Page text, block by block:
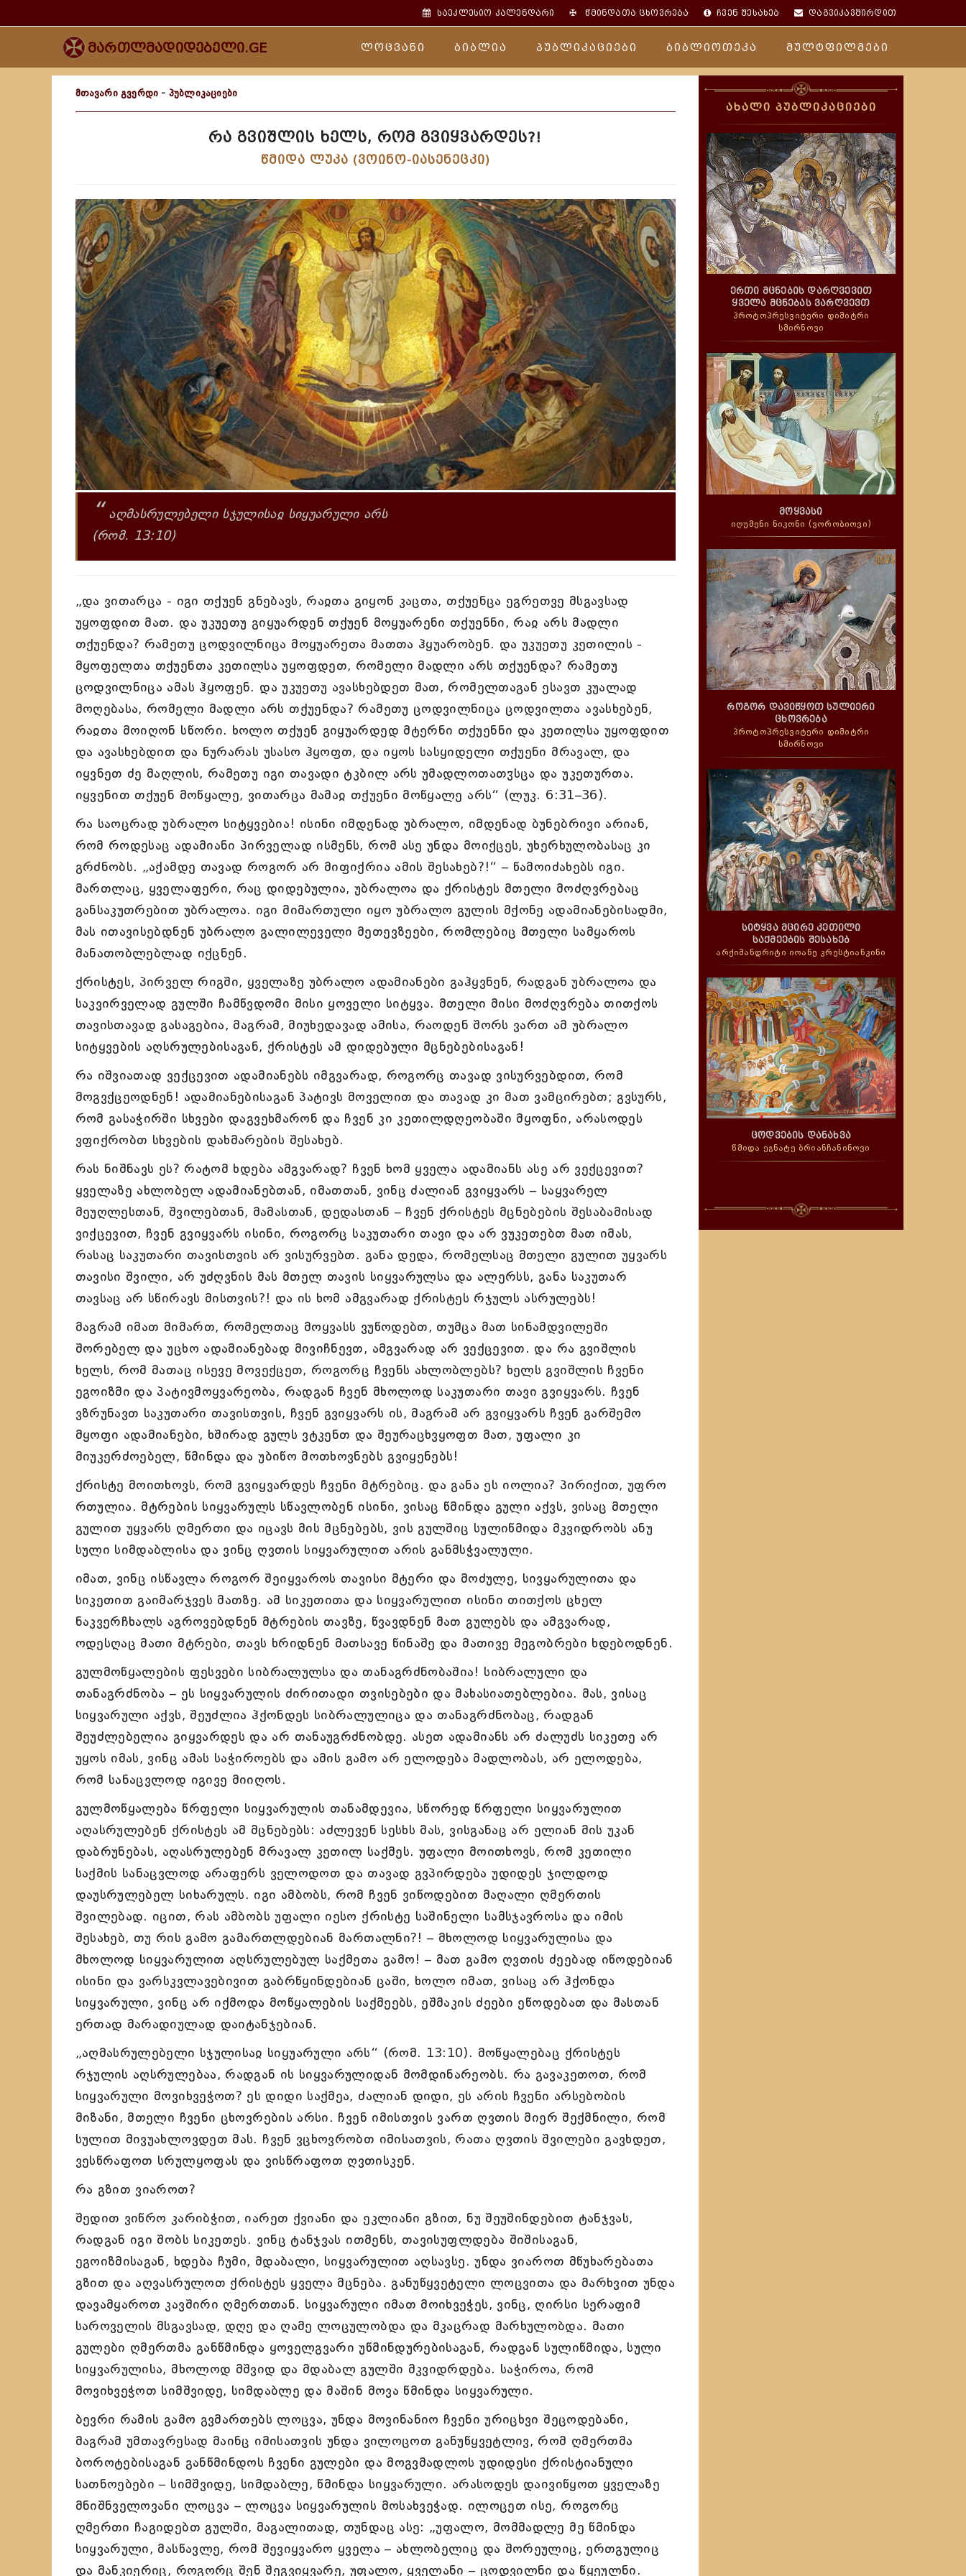
საეკლესიო კალენდარი ✠წმინდათა ცხოვრება ჩვენ შესახებ დაგვიკავშირდით
მართლმადიდებელი.GE ლოცვანი ბიბლია პუბლიკაციები ბიბლიოთეკა მულტფილმები
მთავარი გვერდი - პუბლიკაციები
რა გვიშლის ხელს, რომ გვიყვარდეს?!
წმიდა ლუკა (ვოინო-იასენეცკი)
“ აღმასრულებელი სჯულისაჲ სიყუარული არს
(რომ. 13:10)
„და ვითარცა - იგი თქუენ გნებავს, რაჲთა გიყონ კაცთა, თქუენცა ეგრეთვე მსგავსად
უყოფდით მათ. და უკუეთუ გიყუარდენ თქუენ მოყუარენი თქუენნი, რაჲ არს მადლი
თქუენდა? რამეთუ ცოდვილნიცა მოყუარეთა მათთა ჰყუარობენ. და უკუეთუ კეთილის -
მყოფელთა თქუენთა კეთილსა უყოფდეთ, რომელი მადლი არს თქუენდა? რამეთუ
ცოდვილნიცა ამას ჰყოფენ. და უკუეთუ ავასხებდეთ მათ, რომელთაგან ესავთ კუალად
მოღებასა, რომელი მადლი არს თქუენდა? რამეთუ ცოდვილნიცა ცოდვილთა ავასხებენ,
რაჲთა მოიღონ სწორი. ხოლო თქუენ გიყუარდედ მტერნი თქუენნი და კეთილსა უყოფდით
და ავასხებდით და ნურარას უსასო ჰყოფთ, და იყოს სასყიდელი თქუენი მრავალ, და
იყვნეთ ძე მაღლის, რამეთუ იგი თავადი ტკბილ არს უმადლოთათჳსცა და უკეთურთა.
იყვენით თქუენ მოწყალე, ვითარცა მამაჲ თქუენი მოწყალე არს“ (ლუკ. 6:31–36).
რა საოცრად უბრალო სიტყვებია! ისინი იმდენად უბრალო, იმდენად ბუნებრივი არიან,
რომ როდესაც ადამიანი პირველად ისმენს, რომ ასე უნდა მოიქცეს, უხერხულობასაც კი
გრძნობს. „აქამდე თავად როგორ არ მიფიქრია ამის შესახებ?!“ – წამოიძახებს იგი.
მართლაც, ყველაფერი, რაც დიდებულია, უბრალოა და ქრისტეს მთელი მოძღვრებაც
განსაკუთრებით უბრალოა. იგი მიმართული იყო უბრალო გულის მქონე ადამიანებისადმი,
მას ითავისებდნენ უბრალო გალილეველი მეთევზეები, რომლებიც მთელი სამყაროს
მანათობლებლად იქცნენ.
ქრისტეს, პირველ რიგში, ყველაზე უბრალო ადამიანები გაჰყვნენ, რადგან უბრალოა და
საკვირველად გულში ჩამწვდომი მისი ყოველი სიტყვა. მთელი მისი მოძღვრება თითქოს
თავისთავად გასაგებია, მაგრამ, მიუხედავად ამისა, რაოდენ შორს ვართ ამ უბრალო
სიტყვების აღსრულებისაგან, ქრისტეს ამ დიდებული მცნებებისაგან!
რა იშვიათად ვექცევით ადამიანებს იმგვარად, როგორც თავად ვისურვებდით, რომ
მოგვქცეოდნენ! ადამიანებისაგან პატივს მოველით და თავად კი მათ ვამცირებთ; გვსურს,
რომ გასაჭირში სხვები დაგვეხმარონ და ჩვენ კი კეთილდღეობაში მყოფნი, არასოდეს
ვფიქრობთ სხვების დახმარების შესახებ.
რას ნიშნავს ეს? რატომ ხდება ამგვარად? ჩვენ ხომ ყველა ადამიანს ასე არ ვექცევით?
ყველაზე ახლობელ ადამიანებთან, იმათთან, ვინც ძალიან გვიყვარს – საყვარელ
მეუღლესთან, შვილებთან, მამასთან, დედასთან – ჩვენ ქრისტეს მცნებების შესაბამისად
ვიქცევით, ჩვენ გვიყვარს ისინი, როგორც საკუთარი თავი და არ ვუკეთებთ მათ იმას,
რასაც საკუთარი თავისთვის არ ვისურვებთ. განა დედა, რომელსაც მთელი გულით უყვარს
თავისი შვილი, არ უძღვნის მას მთელ თავის სიყვარულსა და ალერსს, განა საკუთარ
თავსაც არ სწირავს მისთვის?! და ის ხომ ამგვარად ქრისტეს რჯულს ასრულებს!
მაგრამ იმათ მიმართ, რომელთაც მოყვასს ვუწოდებთ, თუმცა მათ სინამდვილეში
შორებელ და უცხო ადამიანებად მივიჩნევთ, ამგვარად არ ვექცევით. და რა გვიშლის
ხელს, რომ მათაც ისევე მოვექცეთ, როგორც ჩვენს ახლობლებს? ხელს გვიშლის ჩვენი
ეგოიზმი და პატივმოყვარეობა, რადგან ჩვენ მხოლოდ საკუთარი თავი გვიყვარს. ჩვენ
ვზრუნავთ საკუთარი თავისთვის, ჩვენ გვიყვარს ის, მაგრამ არ გვიყვარს ჩვენ გარშემო
მყოფი ადამიანები, ხშირად გულს ვტკენთ და შეურაცხვყოფთ მათ, უფალი კი
მიუკერძოებელ, წმინდა და უბიწო მოთხოვნებს გვიყენებს!
ქრისტე მოითხოვს, რომ გვიყვარდეს ჩვენი მტრებიც. და განა ეს იოლია? პირიქით, უფრო
რთულია. მტრების სიყვარულს სწავლობენ ისინი, ვისაც წმინდა გული აქვს, ვისაც მთელი
გულით უყვარს ღმერთი და იცავს მის მცნებებს, ვის გულშიც სულიწმიდა მკვიდრობს ანუ
სული სიმდაბლისა და ვინც ღვთის სიყვარულით არის განმსჭვალული.
იმათ, ვინც ისწავლა როგორ შეიყვაროს თავისი მტერი და მოძულე, სივყარულითა და
სიკეთით გაიმარჯვეს მათზე. ამ სიკეთითა და სიყვარულით ისინი თითქოს ცხელ
ნაკვერჩხალს აგროვებდნენ მტრების თავზე, წვავდნენ მათ გულებს და ამგვარად,
ოდესღაც მათი მტრები, თავს ხრიდნენ მათსავე წინაშე და მათივე მეგობრები ხდებოდნენ.
გულმოწყალების ფესვები სიბრალულსა და თანაგრძნობაშია! სიბრალული და
თანაგრძნობა – ეს სიყვარულის ძირითადი თვისებები და მახასიათებლებია. მას, ვისაც
სიყვარული აქვს, შეუძლია ჰქონდეს სიბრალულიცა და თანაგრძნობაც, რადგან
შეუძლებელია გიყვარდეს და არ თანაუგრძნობდე. ასეთ ადამიანს არ ძალუძს სიკეთე არ
უყოს იმას, ვინც ამას საჭიროებს და ამის გამო არ ელოდება მადლობას, არ ელოდება,
რომ სანაცვლოდ იგივე მიიღოს.
გულმოწყალება წრფელი სიყვარულის თანამდევია, სწორედ წრფელი სიყვარულით
აღასრულებენ ქრისტეს ამ მცნებებს: აძლევენ სესხს მას, ვისგანაც არ ელიან მის უკან
დაბრუნებას, აღასრულებენ მრავალ კეთილ საქმეს. უფალი მოითხოვს, რომ კეთილი
საქმის სანაცვლოდ არაფერს ველოდოთ და თავად გვპირდება უდიდეს ჯილდოდ
დაუსრულებელ სიხარულს. იგი ამბობს, რომ ჩვენ ვიწოდებით მაღალი ღმერთის
შვილებად. იცით, რას ამბობს უფალი იესო ქრისტე საშინელი სამსჯავროსა და იმის
შესახებ, თუ რის გამო გამართლდებიან მართალნი?! – მხოლოდ სიყვარულისა და
მხოლოდ სიყვარულით აღსრულებულ საქმეთა გამო! – მათ გამო ღვთის ძეებად იწოდებიან
ისინი და ვარსკვლავებივით გაბრწყინდებიან ცაში, ხოლო იმათ, ვისაც არ ჰქონდა
სიყვარული, ვინც არ იქმოდა მოწყალების საქმეებს, ეშმაკის ძეები ეწოდებათ და მასთან
ერთად მარადიულად დაიტანჯებიან.
„აღმასრულებელი სჯულისაჲ სიყუარული არს“ (რომ. 13:10). მოწყალებაც ქრისტეს
რჯულის აღსრულებაა, რადგან ის სიყვარულიდან მომდინარეობს. რა გავაკეთოთ, რომ
სიყვარული მოვიხვეჭოთ? ეს დიდი საქმეა, ძალიან დიდი, ეს არის ჩვენი არსებობის
მიზანი, მთელი ჩვენი ცხოვრების არსი. ჩვენ იმისთვის ვართ ღვთის მიერ შექმნილი, რომ
სულით მივუახლოვდეთ მას. ჩვენ ვცხოვრობთ იმისათვის, რათა ღვთის შვილები გავხდეთ,
ვესწრაფოთ სრულყოფას და ვისწრაფოთ ღვთისკენ.
რა გზით ვიაროთ?
შედით ვიწრო კარიბჭით, იარეთ ქვიანი და ეკლიანი გზით, ნუ შეუშინდებით ტანჯვას,
რადგან იგი შობს სიკეთეს. ვინც ტანჯვას ითმენს, თავისუფლდება შიშისაგან,
ეგოიზმისაგან, ხდება ჩუმი, მდაბალი, სიყვარულით აღსავსე. უნდა ვიაროთ მწუხარებათა
გზით და აღვასრულოთ ქრისტეს ყველა მცნება. განუწყვეტელი ლოცვითა და მარხვით უნდა
დავამყაროთ კავშირი ღმერთთან. სიყვარული იმათ მოიხვეჭეს, ვინც, ღირსი სერაფიმ
საროველის მსგავსად, დღე და ღამე ლოცულობდა და მკაცრად მარხულობდა. მათი
გულები ღმერთმა განწმინდა ყოველგვარი უწმინდურებისაგან, რადგან სულიწმიდა, სული
სიყვარულისა, მხოლოდ მშვიდ და მდაბალ გულში მკვიდრდება. საჭიროა, რომ
მოვიხვეჭოთ სიმშვიდე, სიმდაბლე და მაშინ მოვა წმინდა სიყვარული.
ბევრი რამის გამო გვმართებს ლოცვა, უნდა მოვინანიო ჩვენი ურიცხვი შეცოდებანი,
მაგრამ უმთავრესად მაინც იმისათვის უნდა ვილოცოთ განუწყვეტლივ, რომ ღმერთმა
ბოროტებისაგან განწმინდოს ჩვენი გულები და მოგვმადლოს უდიდესი ქრისტიანული
სათნოებები – სიმშვიდე, სიმდაბლე, წმინდა სიყვარული. არასოდეს დაივიწყოთ ყველაზე
მნიშნველოვანი ლოცვა – ლოცვა სიყვარულის მოსახვეჭად. ილოცეთ ისე, როგორც
ღმერთი ჩაგიდებთ გულში, მაგალითად, თუნდაც ასე: „უფალო, მომმადლე მე წმინდა
სიყვარული, მასწავლე, რომ შევიყვარო ყველა – ახლობელიც და შორეულიც, ერთგულიც
და მანკიერიც, როგორც შენ შეგვიყვარე, უფალო, ყველანი – ცოდვილნი და წყეულნი.
ახალი პუბლიკაციები
ერთი მცნების დარღვევით
ყველა მცნებას ვარღვევთ
პროტოპრესვიტერი დიმიტრი
სმირნოვი
მოყვასი
იღუმენი ნიკონი (ვორობიოვი)
როგორ დავიწყოთ სულიერი
ცხოვრება
პროტოპრესვიტერი დიმიტრი
სმირნოვი
სიტყვა მცირე კეთილი
საქმეების შესახებ
არქიმანდრიტი იოანე კრესტიანკინი
ცოდვების დანახვა
წმიდა ეგნატე ბრიანჩანინოვი